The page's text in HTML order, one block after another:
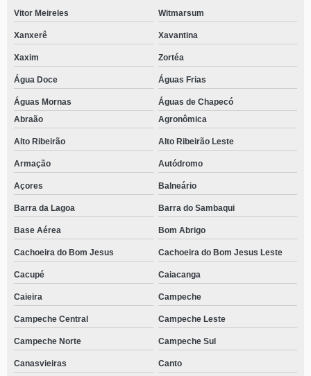
Vitor Meireles Witmarsum
Xanxerê Xavantina
Xaxim Zortéa
Água Doce Águas Frias
Águas Mornas
Águas de Chapecó
Abraão
Agronômica
Alto Ribeirão Alto Ribeirão Leste
Armação Autódromo
Açores Balneário
Barra da Lagoa Barra do Sambaqui
Base Aérea Bom Abrigo
Cachoeira do Bom Jesus Cachoeira do Bom Jesus Leste
Cacupé Caiacanga
Caieira Campeche
Campeche Central Campeche Leste
Campeche Norte Campeche Sul
Canasvieiras Canto